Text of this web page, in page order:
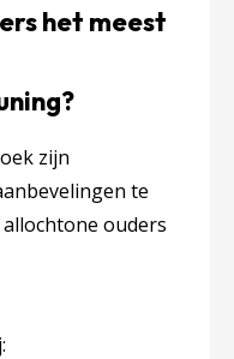
het meest
zijn
te
ouders